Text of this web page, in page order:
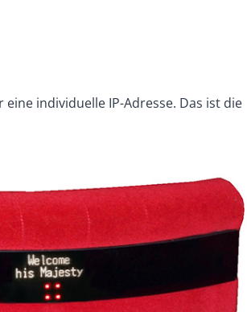
individuelle IP-Adresse. Das ist die